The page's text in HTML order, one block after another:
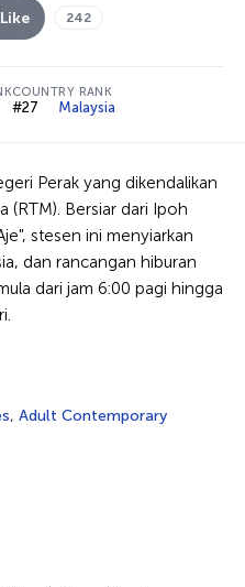
Like 242
COUNTRY RANK
#27 Malaysia
Perak yang dikendalikan
(RTM). Bersiar dari Ipoh
stesen ini menyiarkan
dan rancangan hiburan
dari jam 6:00 pagi hingga
, Adult Contemporary